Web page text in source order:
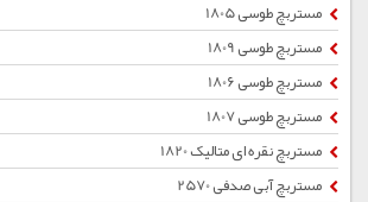
مستربچ طوسی 1805
مستربچ طوسی 1809
مستربچ طوسی 1806
مستربچ طوسی 1807
مستربچ نقره ای متالیک 1820
مستربچ آبی صدفی 2570